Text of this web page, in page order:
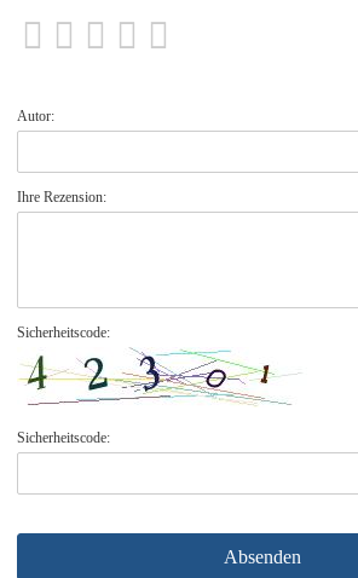
Autor:
Ihre Rezension:
Sicherheitscode:
Sicherheitscode:
Absenden